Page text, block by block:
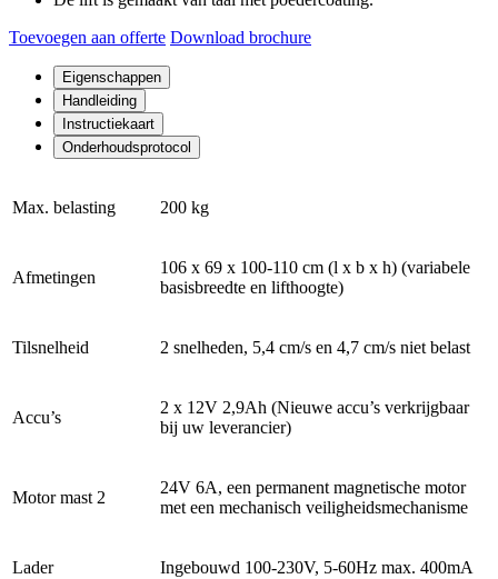
Toevoegen aan offerte Download brochure
Eigenschappen
Handleiding
Instructiekaart
Onderhoudsprotocol
Max. belasting 200 kg
Afmetingen
106 x 69 x 100-110 cm (l x b x h) (variabele
basisbreedte en lifthoogte)
Tilsnelheid 2 snelheden, 5,4 cm/s en 4,7 cm/s niet belast
Accu’s
2 x 12V 2,9Ah (Nieuwe accu’s verkrijgbaar
bij uw leverancier)
Motor mast 2
24V 6A, een permanent magnetische motor
met een mechanisch veiligheidsmechanisme
Lader Ingebouwd 100-230V, 5-60Hz max. 400mA